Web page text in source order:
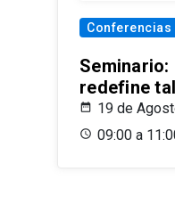
Conferencias
redefine
19 de
09:00 a